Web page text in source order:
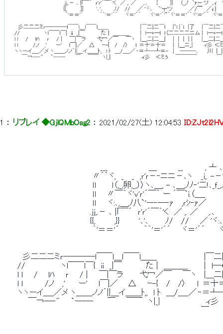
1 ： リプレイ ◆GjlQMbOsg2 ： 2021/02/27(土) 12:04:53
___　　　　　　　 ＿ 　　　 __　　　　, 亠 ､　　　　
〃´｀ヾ,　_　 _　,ｒ'ｒ－‐ニニ－､ヽ　 _i,. -－'ｒ＿_
ｌl　 　 ｌ（,_,卵,_,）〉ヽ､＿, - ､＿,ﾉﾉ‐'二!､_ｆ_,ﾉ￣｀i`!
ｌl　　〃￣｀ヾ'ｖ'ｒ'´￣｀ ー ´￣`i.（＿_　　　　 ／
ｌｌ　　ヾ:､,＿,ﾉ八`'ー‐─‐ｧ　 ,ｒｼ‐ｧ／ 　 　 く ,.－'=
.ｊｊ,.－ ､ |｢￣´　ｒ'ｒ'´￣｀'く　／ ,. ／ 　 ,.､　　 { 　 　
{{,　　　 ,}}　　　 '､'､　　　ﾉ/　 //　　／ 'ヾ:､　 `'┬'
｀'＝＝'´　　　　 ｀｀'＝'´´　　ヾ＝'´´　　 ヾ'＝
彡二二二ミｒ――――l￣￣l＿l￣￣l＿＿　　　　　　　　  |￣二|二
//　　　　　　 ヽl￣￣l￣{　ii　_|￣　　　　 た |　＿＿＿　　　|
l l　　/ 　 lﾊ　　ｒ　　/ |　　￣|￣ラ　　　弋冖／￣　　￣ヽ　 |
l l　　　　/ノ　 ,'　　 ー'　　l￣|／ 　 △　　ｰ-{　 /　 /〉　　l ＝
ヽヽーイ＿_／メ ヽ＿＿ノノ´||＿イ＿＿ﾄ,,　l ﾄ　＿/＿_／ ‐
￣￢―‐"　　`ー―‐　　 ￣　　￣￣　ヽ|_|　　　　　 　 　 ィ彡　